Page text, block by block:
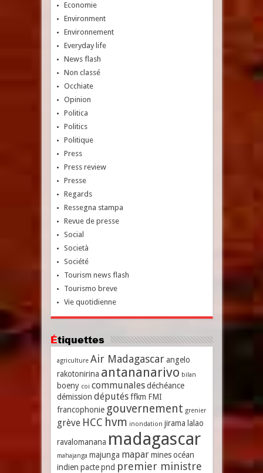
Economie
Environment
Environnement
Everyday life
News flash
Non classé
Occhiate
Opinion
Politica
Politics
Politique
Press
Press review
Presse
Regards
Ressegna stampa
Revue de presse
Social
Società
Société
Tourism news flash
Tourismo breve
Vie quotidienne
Étiquettes
agriculture Air Madagascar angelo
rakotonirina antananarivo bilan
boeny coi communales déchéance
démission députés ffkm FMI
francophonie gouvernement grenier
grève HCC hvm inondation jirama lalao
ravalomanana madagascar
mahajanga majunga mapar mines océan
indien pacte pnd premier ministre